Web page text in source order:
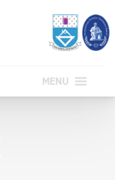
MENU